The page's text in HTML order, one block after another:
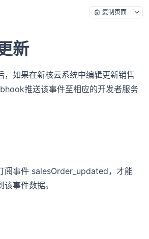
复制页面
新
，如果在新核云系统中编辑更新销售
推送该事件至相应的开发者服务
阅事件 salesOrder_updated，才能
事件数据。